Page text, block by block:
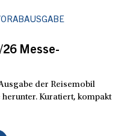
26 Messe-
der Reisemobil
Kuratiert, kompakt